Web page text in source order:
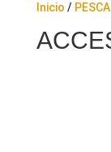
Inicio /